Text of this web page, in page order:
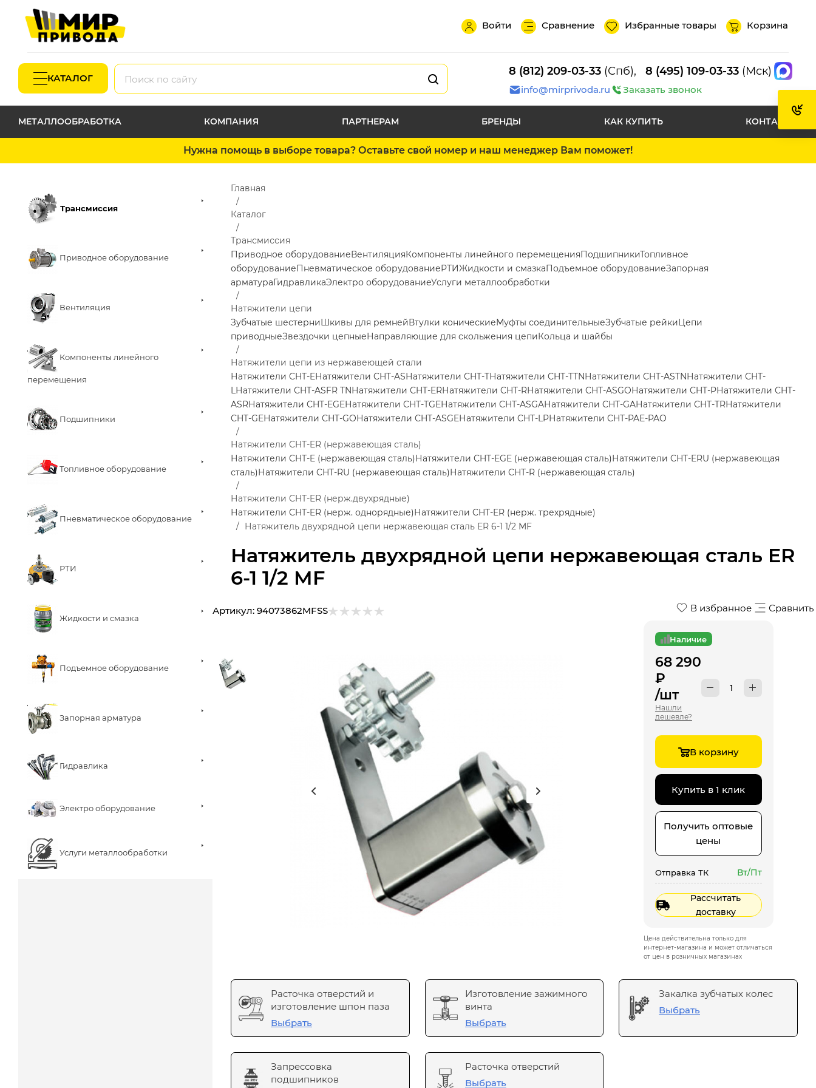
Войти Сравнение Избранные товары Корзина
КАТАЛОГ
8 (812) 209-03-33 (Спб), 8 (495) 109-03-33 (Мск)
info@mirprivoda.ru Заказать звонок
МЕТАЛЛООБРАБОТКА КОМПАНИЯ ПАРТНЕРАМ БРЕНДЫ КАК КУПИТЬ КОНТАКТЫ
Нужна помощь в выборе товара? Оставьте свой номер и наш менеджер Вам поможет!
Трансмиссия
Приводное оборудование
Вентиляция
Компоненты линейного
перемещения
Подшипники
Топливное оборудование
Пневматическое оборудование
РТИ
Жидкости и смазка
Подъемное оборудование
Запорная арматура
Гидравлика
Электро оборудование
Услуги металлообработки
Натяжитель двухрядной цепи нержавеющая сталь ER
6-1 1/2 MF
Главная
Каталог
Трансмиссия
Приводное оборудованиеВентиляцияКомпоненты линейного перемещенияПодшипникиТопливное
оборудованиеПневматическое оборудованиеРТИЖидкости и смазкаПодъемное оборудованиеЗапорная
арматураГидравликаЭлектро оборудованиеУслуги металлообработки
Натяжители цепи
Зубчатые шестерниШкивы для ремнейВтулки коническиеМуфты соединительныеЗубчатые рейкиЦепи
приводныеЗвездочки цепныеНаправляющие для скольжения цепиКольца и шайбы
Натяжители цепи из нержавеющей стали
Натяжители CHT-EНатяжители CHT-ASНатяжители CHT-TНатяжители CHT-TTNНатяжители CHT-ASTNНатяжители CHT-
LНатяжители CHT-ASFR TNНатяжители CHT-ERНатяжители CHT-RНатяжители CHT-ASGOНатяжители CHT-PНатяжители CHT-
ASRНатяжители CHT-EGEНатяжители CHT-TGEНатяжители CHT-ASGAНатяжители CHT-GAНатяжители CHT-TRНатяжители
CHT-GEНатяжители CHT-GOНатяжители CHT-ASGEНатяжители CHT-LPНатяжители CHT-PAE-PAO
Натяжители CHT-ER (нержавеющая сталь)
Натяжители CHT-E (нержавеющая сталь)Натяжители CHT-EGE (нержавеющая сталь)Натяжители CHT-ERU (нержавеющая
сталь)Натяжители CHT-RU (нержавеющая сталь)Натяжители CHT-R (нержавеющая сталь)
Натяжители CHT-ER (нерж.двухрядные)
Натяжители CHT-ER (нерж. однорядные)Натяжители CHT-ER (нерж. трехрядные)
Натяжитель двухрядной цепи нержавеющая сталь ER 6-1 1/2 MF
В избранное Сравнить
Артикул: 94073862MFSS
Наличие
68 290
₽
/шт
Нашли
дешевле?
В корзину
Купить в 1 клик
Получить оптовые
цены
Отправка ТК Вт/Пт
Рассчитать
доставку
Цена действительна только для
интернет-магазина и может отличаться
от цен в розничных магазинах
Расточка отверстий и
изготовление шпон паза
Выбрать
Изготовление зажимного
винта
Выбрать
Закалка зубчатых колес
Выбрать
Запрессовка
подшипников
Расточка отверстий
Выбрать